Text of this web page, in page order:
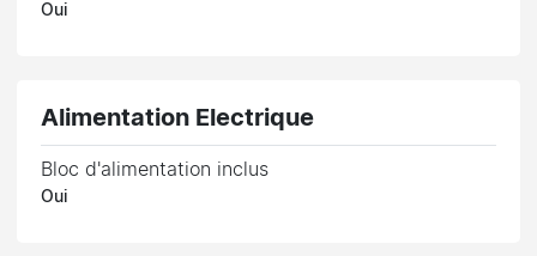
Oui
Alimentation Electrique
Bloc d'alimentation inclus
Oui